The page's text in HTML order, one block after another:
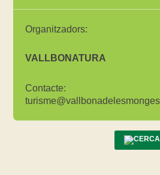
Organitzadors:
VALLBONATURA
Contacte: